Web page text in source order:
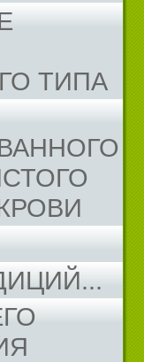
ТИПА